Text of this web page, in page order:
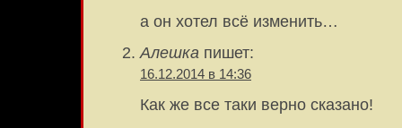
а он хотел всё изменить…
Алешка пишет:
16.12.2014 в 14:36
Как же все таки верно сказано!